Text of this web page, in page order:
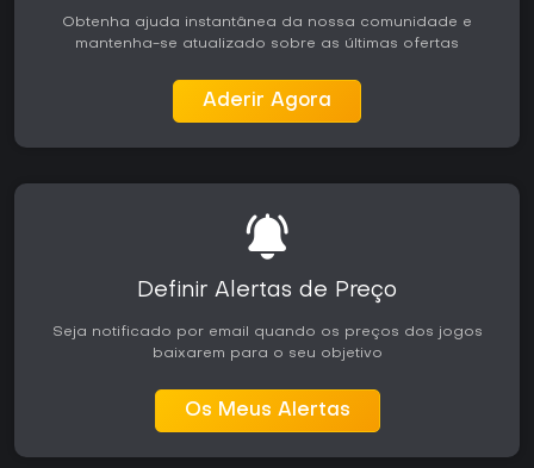
acesso a toda a série por um preço menor do que a
compra individual. Funciona melhor em grupos que jogam
ao matchmaking público.
Obtenha ajuda instantânea da nossa comunidade e
mantenha-se atualizado sobre as últimas ofertas
Aderir Agora
Definir Alertas de Preço
Seja notificado por email quando os preços dos jogos
baixarem para o seu objetivo
Os Meus Alertas